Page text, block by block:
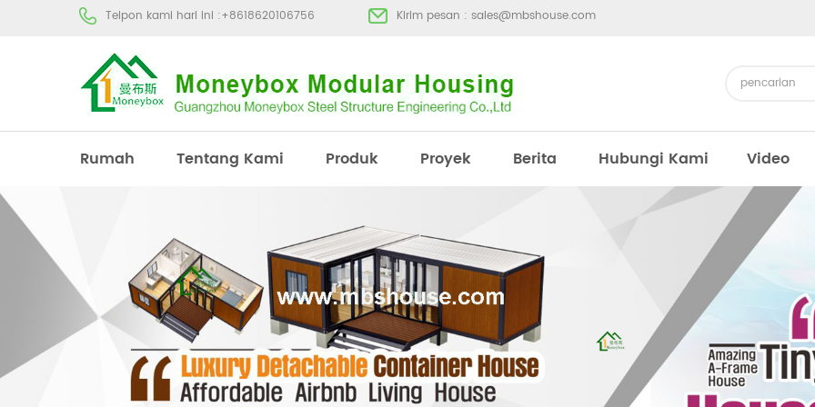
Telpon kami hari ini :+8618620106756 Kirim pesan : sales@mbshouse.com
Rumah Tentang Kami Produk Proyek Berita Hubungi Kami Video